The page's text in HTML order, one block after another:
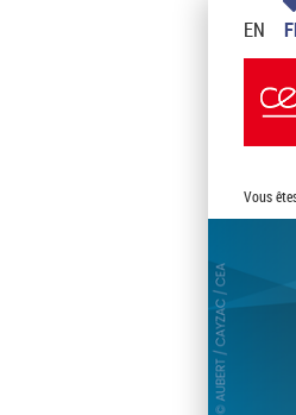
EN
Vous